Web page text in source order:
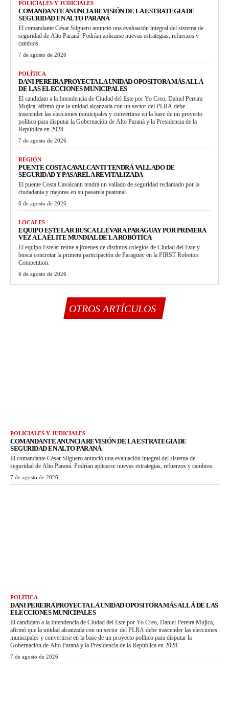
POLICIALES Y JUDICIALES
COMANDANTE ANUNCIA REVISIÓN DE LA ESTRATEGIA DE
SEGURIDAD EN ALTO PARANÁ
El comandante César Silguero anunció una evaluación integral del sistema de
seguridad de Alto Paraná. Podrían aplicarse nuevas estrategias, refuerzos y
cambios.
7 de agosto de 2026
POLÍTICA
DANI PEREIRA PROYECTA LA UNIDAD OPOSITORA MÁS ALLÁ
DE LAS ELECCIONES MUNICIPALES
El candidato a la Intendencia de Ciudad del Este por Yo Creo, Daniel Pereira
Mujica, afirmó que la unidad alcanzada con un sector del PLRA debe
trascender las elecciones municipales y convertirse en la base de un proyecto
político para disputar la Gobernación de Alto Paraná y la Presidencia de la
República en 2028.
7 de agosto de 2026
REGIÓN
PUENTE COSTA CAVALCANTI TENDRÁ VALLADO DE
SEGURIDAD Y PASARELA REVITALIZADA
El puente Costa Cavalcanti tendrá un vallado de seguridad reclamado por la
ciudadanía y mejoras en su pasarela peatonal.
6 de agosto de 2026
LOCALES
EQUIPO ESTELAR BUSCA LLEVAR A PARAGUAY POR PRIMERA
VEZ A LA ÉLITE MUNDIAL DE LA ROBÓTICA
El equipo Estelar reúne a jóvenes de distintos colegios de Ciudad del Este y
busca concretar la primera participación de Paraguay en la FIRST Robotics
Competition.
6 de agosto de 2026
OTROS ARTÍCULOS
POLICIALES Y JUDICIALES
COMANDANTE ANUNCIA REVISIÓN DE LA ESTRATEGIA DE
SEGURIDAD EN ALTO PARANÁ
El comandante César Silguero anunció una evaluación integral del sistema de
seguridad de Alto Paraná. Podrían aplicarse nuevas estrategias, refuerzos y cambios.
7 de agosto de 2026
POLÍTICA
DANI PEREIRA PROYECTA LA UNIDAD OPOSITORA MÁS ALLÁ DE LAS
ELECCIONES MUNICIPALES
El candidato a la Intendencia de Ciudad del Este por Yo Creo, Daniel Pereira Mujica,
afirmó que la unidad alcanzada con un sector del PLRA debe trascender las elecciones
municipales y convertirse en la base de un proyecto político para disputar la
Gobernación de Alto Paraná y la Presidencia de la República en 2028.
7 de agosto de 2026